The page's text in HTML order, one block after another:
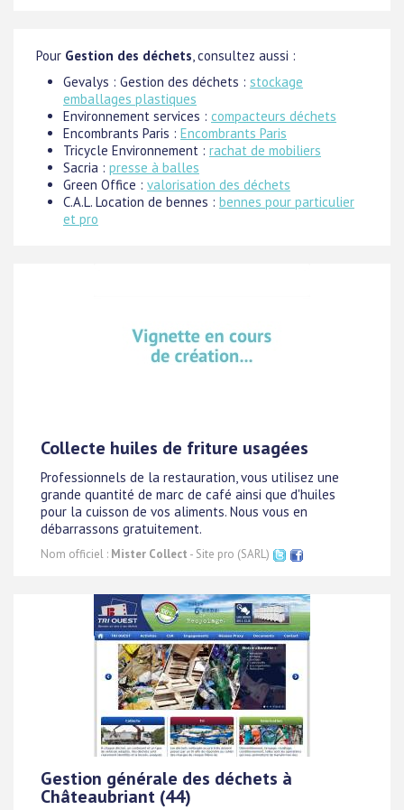
Pour Gestion des déchets, consultez aussi :
Gevalys : Gestion des déchets : stockage
emballages plastiques
Environnement services : compacteurs déchets
Encombrants Paris : Encombrants Paris
Tricycle Environnement : rachat de mobiliers
Sacria : presse à balles
Green Office : valorisation des déchets
C.A.L. Location de bennes : bennes pour particulier
et pro
Collecte huiles de friture usagées
Professionnels de la restauration, vous utilisez une
grande quantité de marc de café ainsi que d'huiles
pour la cuisson de vos aliments. Nous vous en
débarrassons gratuitement.
Nom officiel : Mister Collect - Site pro (SARL)
Gestion générale des déchets à
Châteaubriant (44)